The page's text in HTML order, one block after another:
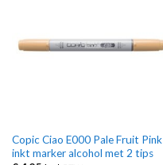
Copic Ciao E000 Pale Fruit Pink
inkt marker alcohol met 2 tips